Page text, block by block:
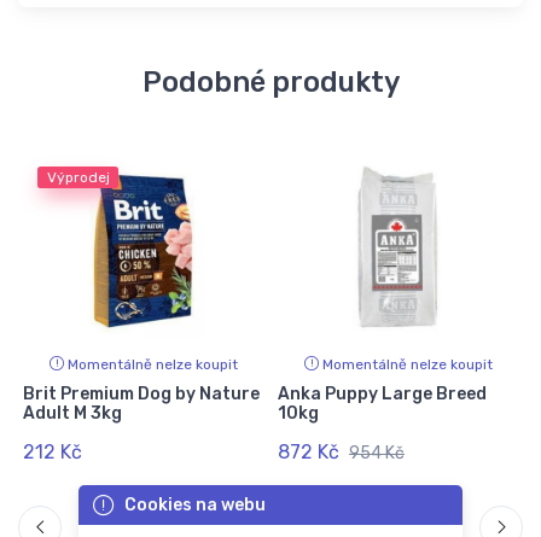
Podobné produkty
Výprodej
Momentálně nelze koupit
Brit Premium Dog by Nature
Adult M 3kg
212 Kč
Momentálně nelze koupit
Anka Puppy Large Breed
10kg
872 Kč 954 Kč
Cookies na webu